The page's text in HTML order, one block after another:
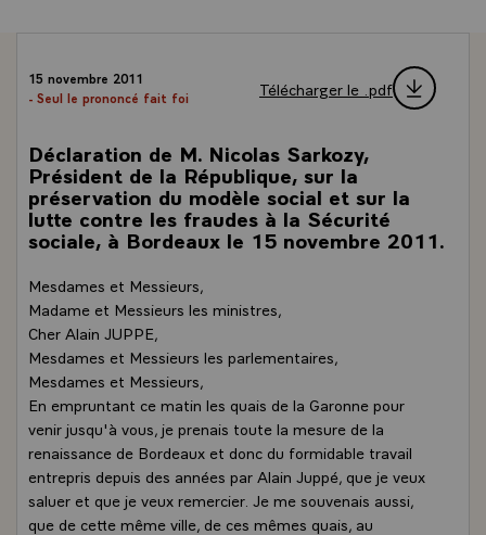
15 novembre 2011
- Seul le prononcé fait foi
Télécharger le .pdf
Déclaration de M. Nicolas Sarkozy,
Président de la République, sur la
préservation du modèle social et sur la
lutte contre les fraudes à la Sécurité
sociale, à Bordeaux le 15 novembre 2011.
Mesdames et Messieurs,
Madame et Messieurs les ministres,
Cher Alain JUPPE,
Mesdames et Messieurs les parlementaires,
Mesdames et Messieurs,
En empruntant ce matin les quais de la Garonne pour
venir jusqu'à vous, je prenais toute la mesure de la
renaissance de Bordeaux et donc du formidable travail
entrepris depuis des années par Alain Juppé, que je veux
saluer et que je veux remercier. Je me souvenais aussi,
que de cette même ville, de ces mêmes quais, au